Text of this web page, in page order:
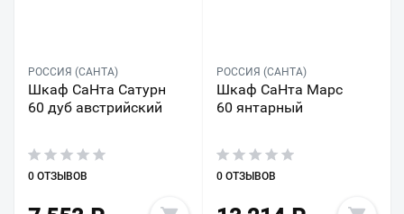
РОССИЯ (САНТА)
Шкаф СаНта Сатурн
60 дуб австрийский
0 ОТЗЫВОВ
РОССИЯ (САНТА)
Шкаф СаНта Марс
60 янтарный
0 ОТЗЫВОВ